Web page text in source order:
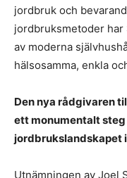
jordbruk och
jordbruksmetoder
av moderna
hälsosamma, enkla
Den nya rådgivaren
ett monumentalt
jordbrukslandskapet
Utnämningen av Joel